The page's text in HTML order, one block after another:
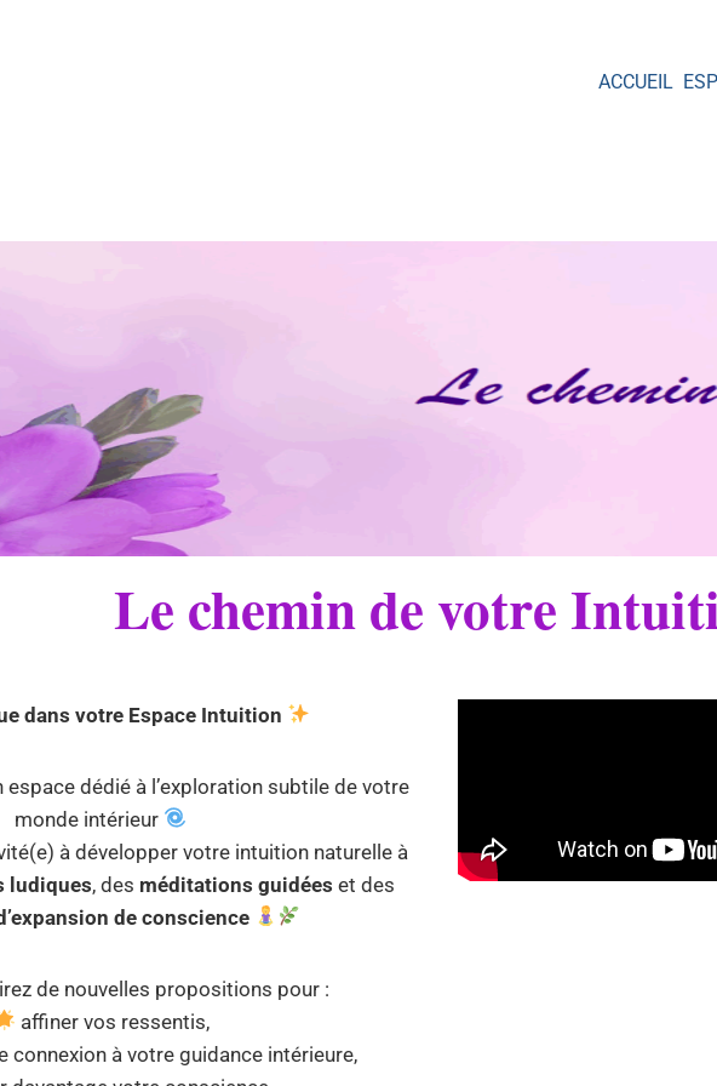
ACCUEIL
Le chemin de votre
dans votre Espace Intuition
dédié à l’exploration subtile de votre
monde intérieur
à développer votre intuition naturelle à
ludiques, des méditations guidées et des
de conscience
de nouvelles propositions pour :
affiner vos ressentis,
connexion à votre guidance intérieure,